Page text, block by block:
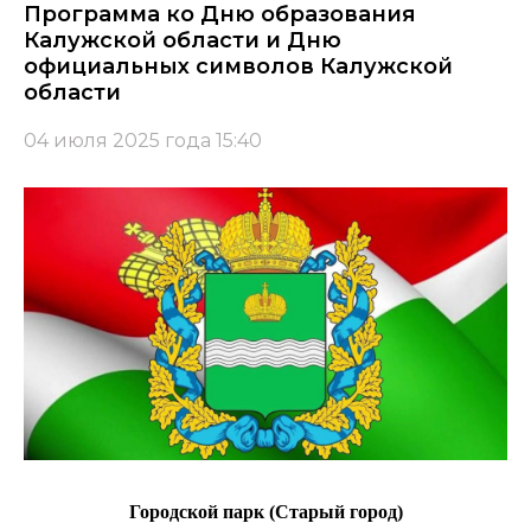
Программа ко Дню образования
Калужской области и Дню
официальных символов Калужской
области
04 июля 2025 года 15:40
Городской парк (Старый город)